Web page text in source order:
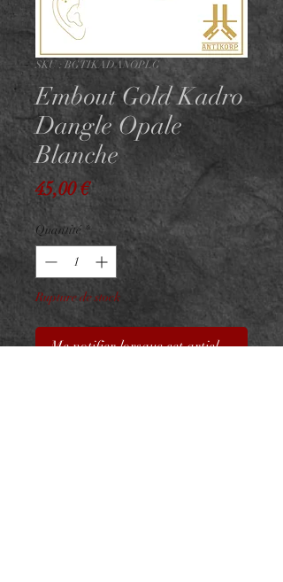
SKU : BGTIKADANOPLG
Embout Gold Kadro
Dangle Opale
Blanche
45,00 €Prix
Quantité *
Rupture de stock
Me notifier lorsque cet article est